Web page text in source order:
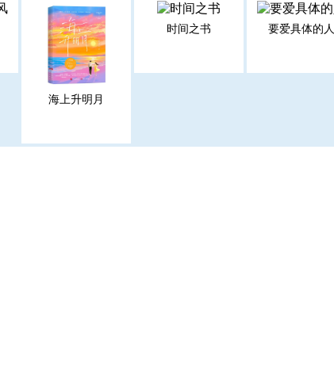
海上升明月
时间之书 要爱具体的人